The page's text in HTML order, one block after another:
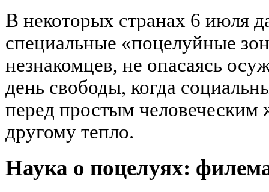
В некоторых странах 6 июля
специальные «поцелуйные
незнакомцев, не опасаясь
день свободы, когда
перед простым человеческим
другому тепло.
Наука о поцелуях: